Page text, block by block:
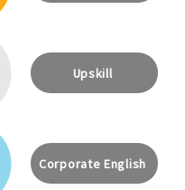
Upskill
Corporate English